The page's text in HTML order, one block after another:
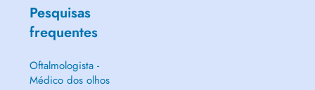
Pesquisas
frequentes
Oftalmologista -
Médico dos olhos